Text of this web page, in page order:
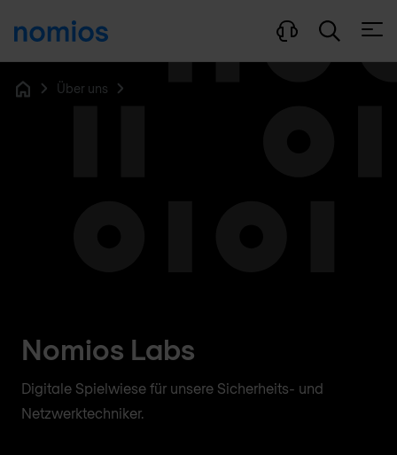
Über uns
Nomios Labs
Digitale Spielwiese für unsere Sicherheits- und
Netzwerktechniker.